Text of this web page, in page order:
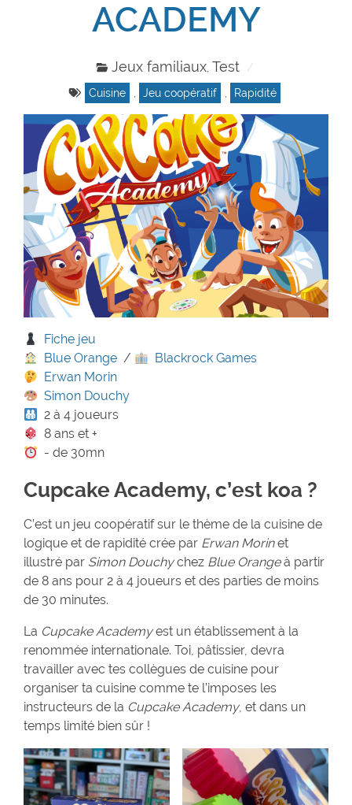
ACADEMY
Jeux familiaux, Test
Cuisine , Jeu coopératif , Rapidité
Fiche jeu
Blue Orange /
Blackrock Games
Erwan Morin
Simon Douchy
2 à 4 joueurs
8 ans et +
- de 30mn
Cupcake Academy, c’est koa ?
C’est un jeu coopératif sur le thème de la cuisine de
logique et de rapidité crée par Erwan Morinet
illustré par Simon Douchychez Blue Orangeà partir
de 8 ans pour 2 à 4 joueurs et des parties de moins
de 30 minutes.
La Cupcake Academyest un établissement à la
renommée internationale. Toi, pâtissier, devra
travailler avec tes collègues de cuisine pour
organiser ta cuisine comme te l’imposes les
instructeurs de la Cupcake Academy, et dans un
temps limité bien sûr !